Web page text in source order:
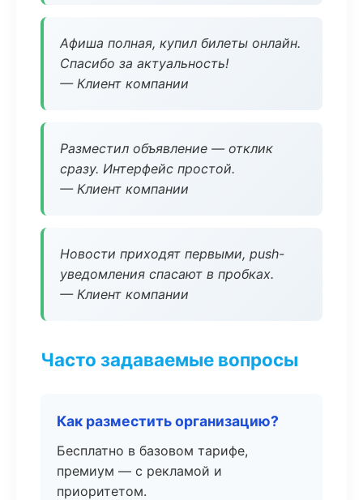
Афиша полная, купил билеты онлайн.
Спасибо за актуальность!
— Клиент компании
Разместил объявление — отклик
сразу. Интерфейс простой.
— Клиент компании
Новости приходят первыми, push-
уведомления спасают в пробках.
— Клиент компании
Часто задаваемые вопросы
Как разместить организацию?
Бесплатно в базовом тарифе,
премиум — с рекламой и
приоритетом.